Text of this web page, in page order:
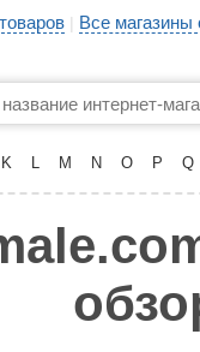
| Все
K L M N O P Q